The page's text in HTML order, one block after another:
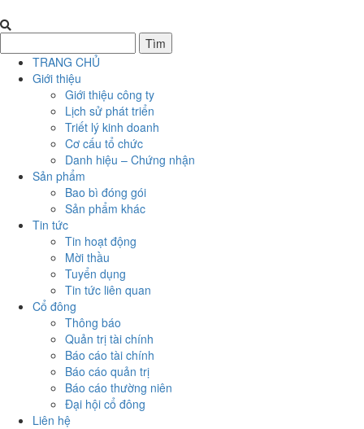
TRANG CHỦ
Giới thiệu
Giới thiệu công ty
Lịch sử phát triển
Triết lý kinh doanh
Cơ cấu tổ chức
Danh hiệu – Chứng nhận
Sản phẩm
Bao bì đóng gói
Sản phẩm khác
Tin tức
Tin hoạt động
Mời thầu
Tuyển dụng
Tin tức liên quan
Cổ đông
Thông báo
Quản trị tài chính
Báo cáo tài chính
Báo cáo quản trị
Báo cáo thường niên
Đại hội cổ đông
Liên hệ